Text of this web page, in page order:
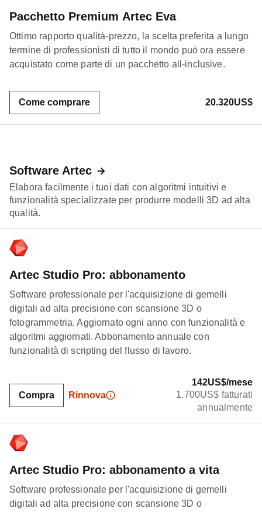
Pacchetto Premium Artec Eva
Ottimo rapporto qualità-prezzo, la scelta preferita a lungo
termine di professionisti di tutto il mondo può ora essere
acquistato come parte di un pacchetto all-inclusive.
Come comprare 20.320US$
Software Artec
Elabora facilmente i tuoi dati con algoritmi intuitivi e
funzionalità specializzate per produrre modelli 3D ad alta
qualità.
Artec Studio Pro: abbonamento
Software professionale per l'acquisizione di gemelli
digitali ad alta precisione con scansione 3D o
fotogrammetria. Aggiornato ogni anno con funzionalità e
algoritmi aggiornati. Abbonamento annuale con
funzionalità di scripting del flusso di lavoro.
Compra Rinnova
142US$/mese
1.700US$ fatturati
annualmente
Artec Studio Pro: abbonamento a vita
Software professionale per l'acquisizione di gemelli
digitali ad alta precisione con scansione 3D o